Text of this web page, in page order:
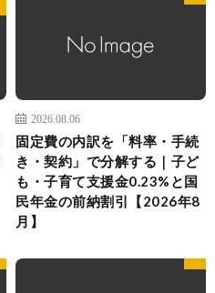
2026.08.06
固定費の内訳を「料率・手続
き・契約」で分解する｜子ど
も・子育て支援金0.23%と国
民年金の前納割引【2026年8
月】